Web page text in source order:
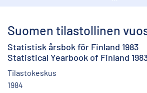
Suomen tilastollinen
Statistisk årsbok för Finland 1983
Statistical Yearbook of Finland
Tilastokeskus
1984